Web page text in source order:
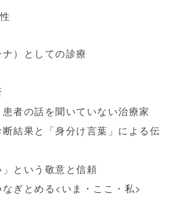
）としての診療
者の話を聞いていない治療家
結果と「身分け言葉」による伝
という敬意と信頼
ぎとめる<いま・ここ・私>